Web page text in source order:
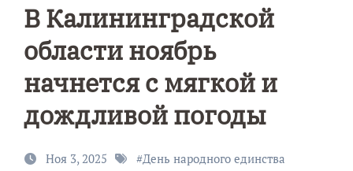
В Калининградской
области ноябрь
начнется с мягкой и
дождливой погоды
Ноя 3, 2025 #День народного единства